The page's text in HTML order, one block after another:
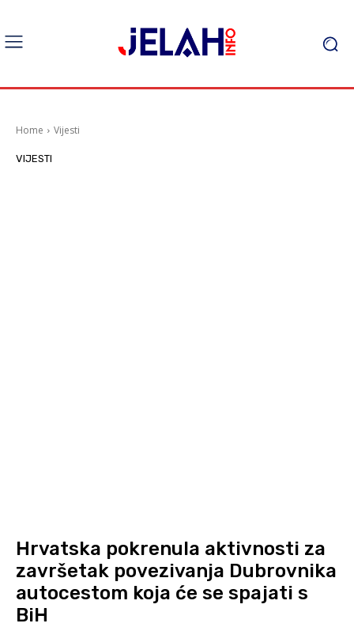
Home Vijesti
VIJESTI
Hrvatska pokrenula aktivnosti za
završetak povezivanja Dubrovnika
autocestom koja će se spajati s
BiH